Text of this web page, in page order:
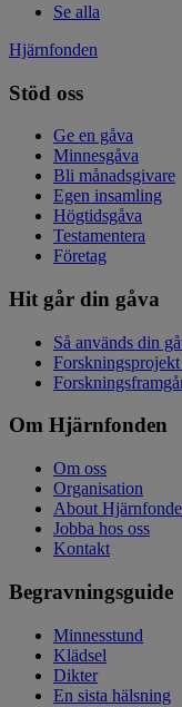
Se alla
Hjärnfonden
Stöd oss
Ge en gåva
Minnesgåva
Bli månadsgivare
Egen insamling
Högtidsgåva
Testamentera
Företag
Hit går din gåva
Så används din
Forskningsprojekt
Om Hjärnfonden
Om oss
Organisation
About
Jobba hos oss
Kontakt
Begravningsguide
Minnesstund
Klädsel
Dikter
En sista hälsning